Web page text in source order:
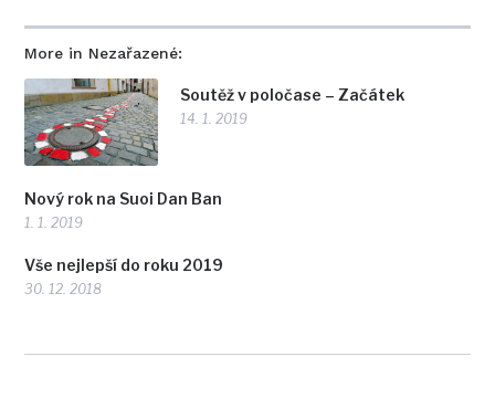
More in Nezařazené:
Soutěž v poločase – Začátek
14. 1. 2019
Nový rok na Suoi Dan Ban
1. 1. 2019
Vše nejlepší do roku 2019
30. 12. 2018